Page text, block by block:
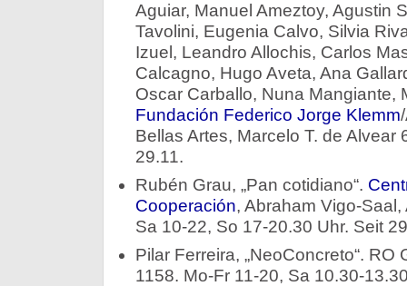
Aguiar, Manuel Ameztoy, Agustin
Tavolini, Eugenia Calvo, Silvia
Izuel, Leandro Allochis, Carlos
Calcagno, Hugo Aveta, Ana
Oscar Carballo, Nuna Mangiante,
Fundación Federico Jorge Klemm
Bellas Artes, Marcelo T. de Alvear
29.11.
Rubén Grau, „Pan cotidiano“.
Cooperación, Abraham Vigo-
Sa 10-22, So 17-20.30 Uhr. Seit
Pilar Ferreira, „NeoConcreto“. RO
1158. Mo-Fr 11-20, Sa 10.30-